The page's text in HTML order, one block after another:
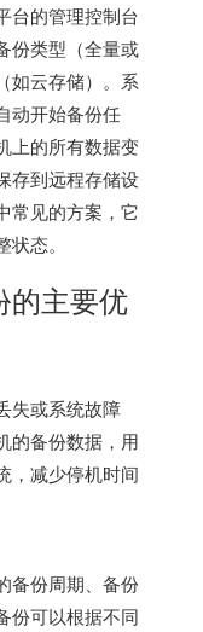
台的管理控制台
份类型（全量或
如云存储）。系
动开始备份任
上的所有数据变
存到远程存储设
常见的方案，它
态。
的主要优
失或系统故障
的备份数据，用
，减少停机时间
备份周期、备份
份可以根据不同